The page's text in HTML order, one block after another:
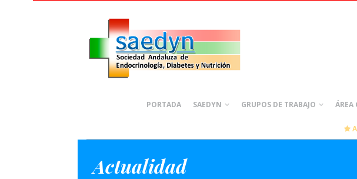
PORTADA SAEDYN GRUPOS DE TRABAJO ÁREA
Actualidad